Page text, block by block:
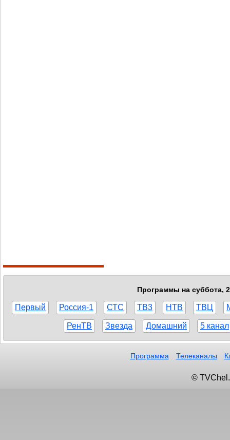
Программы на суббота,
Первый Россия-1 СТС ТВ3 НТВ ТВЦ
РенТВ Звезда Домашний 5 канал
Программа Телеканалы
©